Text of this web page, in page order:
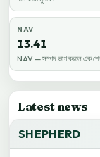
NAV
13.41
NAV — সম্পদ ভাগ করলে এক
Latest news
SHEPHERD